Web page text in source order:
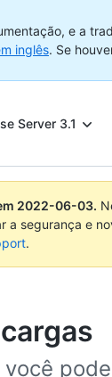
e a
inglês. Se
Server 3.1
2022-06-03.
a segurança e
.